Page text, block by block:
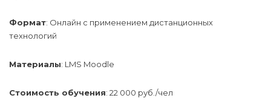
Формат: Онлайн с применением дистанционных
технологий
Материалы: LMS Moodle
Стоимость обучения: 22 000 руб./чел